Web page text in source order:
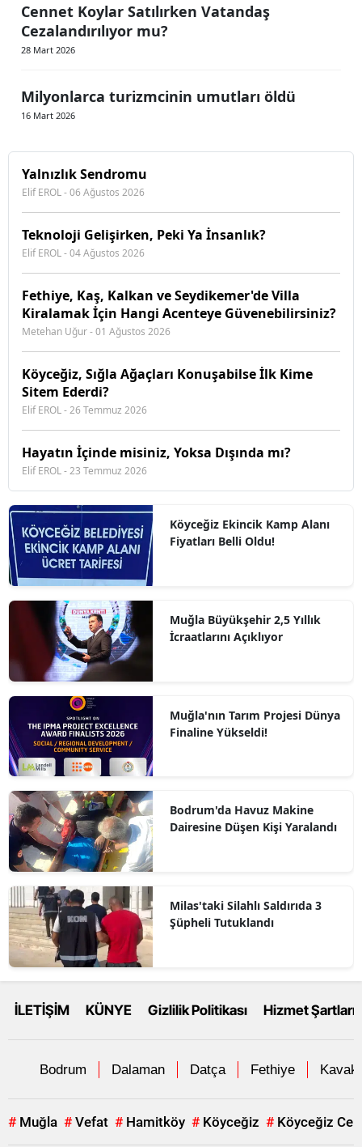
Cennet Koylar Satılırken Vatandaş
Cezalandırılıyor mu?
28 Mart 2026
Milyonlarca turizmcinin umutları öldü
16 Mart 2026
Yalnızlık Sendromu
Elif EROL - 06 Ağustos 2026
Teknoloji Gelişirken, Peki Ya İnsanlık?
Elif EROL - 04 Ağustos 2026
Fethiye, Kaş, Kalkan ve Seydikemer'de Villa
Kiralamak İçin Hangi Acenteye Güvenebilirsiniz?
Metehan Uğur - 01 Ağustos 2026
Köyceğiz, Sığla Ağaçları Konuşabilse İlk Kime
Sitem Ederdi?
Elif EROL - 26 Temmuz 2026
Hayatın İçinde misiniz, Yoksa Dışında mı?
Elif EROL - 23 Temmuz 2026
Köyceğiz Ekincik Kamp Alanı
Fiyatları Belli Oldu!
Muğla Büyükşehir 2,5 Yıllık
İcraatlarını Açıklıyor
Muğla'nın Tarım Projesi Dünya
Finaline Yükseldi!
Bodrum'da Havuz Makine
Dairesine Düşen Kişi Yaralandı
Milas'taki Silahlı Saldırıda 3
Şüpheli Tutuklandı
İLETİŞİM KÜNYE Gizlilik Politikası Hizmet Şartları
Bodrum Dalaman Datça Fethiye
# Muğla # Vefat # Hamitköy # Köyceğiz # Köyceğiz